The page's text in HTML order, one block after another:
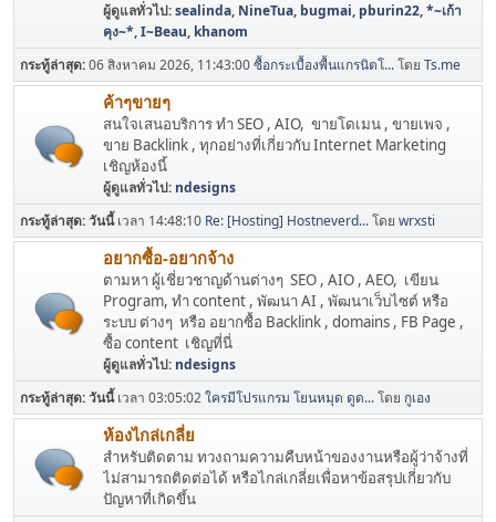
ผู้ดูแลทั่วไป:sealinda, NineTua, bugmai, pburin22,*~เก้า
คุง~*,I~Beau, khanom
กระทู้ล่าสุด:06 สิงหาคม 2026, 11:43:00ซื้อกระเบื้องพื้นแกรนิตโ...โดย Ts.me
ค้าๆขายๆ
สนใจเสนอบริการ ทำ SEO , AIO, ขายโดเมน , ขายเพจ ,
ขาย Backlink , ทุกอย่างที่เกี่ยวกับ Internet Marketing
เชิญห้องนี้
ผู้ดูแลทั่วไป: ndesigns
กระทู้ล่าสุด:วันนี้เวลา 14:48:10 Re: [Hosting] Hostneverd...โดย wrxsti
อยากซื้อ-อยากจ้าง
ตามหา ผู้เชี่ยวชาญด้านต่างๆ SEO , AIO , AEO, เขียน
Program, ทำ content , พัฒนา AI , พัฒนาเว็บไซต์ หรือ
ระบบ ต่างๆ หรือ อยากซื้อ Backlink , domains , FB Page ,
ซื้อ content เชิญที่นี่
ผู้ดูแลทั่วไป: ndesigns
กระทู้ล่าสุด:วันนี้เวลา 03:05:02ใครมีโปรแกรม โยนหมุด ดูด...โดย กูเอง
ห้องไกล่เกลี่ย
สำหรับติดตาม ทวงถามความคืบหน้าของงานหรือผู้ว่าจ้างที่
ไม่สามารถติดต่อได้ หรือไกล่เกลี่ยเพื่อหาข้อสรุปเกี่ยวกับ
ปัญหาที่เกิดขึ้น